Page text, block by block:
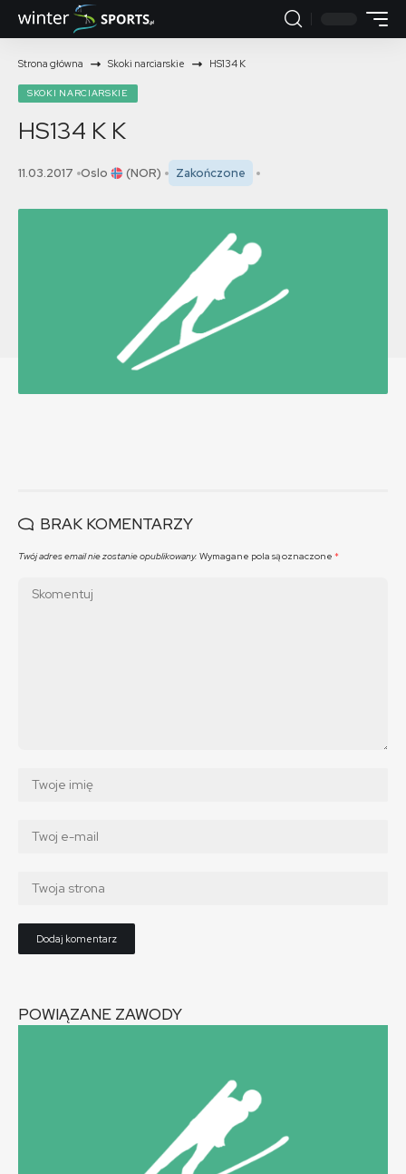
Strona główna Skoki narciarskie HS134 K
SKOKI NARCIARSKIE
HS134 K K
11.03.2017 Oslo (NOR) Zakończone
BRAK KOMENTARZY
Twój adres email nie zostanie opublikowany. Wymagane pola są oznaczone *
POWIĄZANE ZAWODY